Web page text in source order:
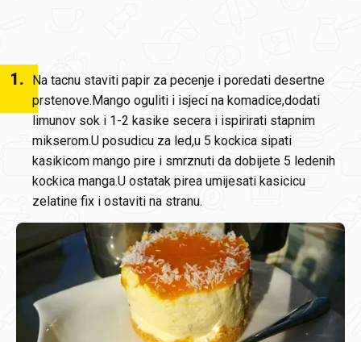
1.
Na tacnu staviti papir za pecenje i poredati desertne
prstenove.Mango oguliti i isjeci na komadice,dodati
limunov sok i 1-2 kasike secera i ispirirati stapnim
mikserom.U posudicu za led,u 5 kockica sipati
kasikicom mango pire i smrznuti da dobijete 5 ledenih
kockica manga.U ostatak pirea umijesati kasicicu
zelatine fix i ostaviti na stranu.